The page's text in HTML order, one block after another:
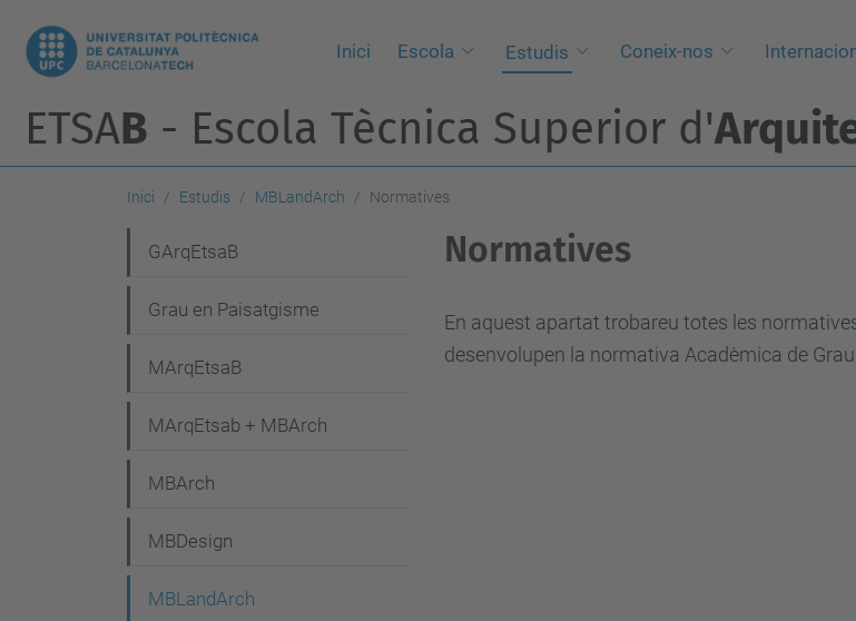
Inici Escola Estudis Coneix-nos
ETSAB - Escola Tècnica Superior d'
Inici Estudis MBLandArch Normatives
Normatives
En aquest apartat trobareu totes les
desenvolupen la normativa Acadèmica de
a
v
g
a
i
ó
GArqEtsaB
Grau en Paisatgisme
MArqEtsaB
MArqEtsab + MBArch
MBArch
MBDesign
MBLandArch